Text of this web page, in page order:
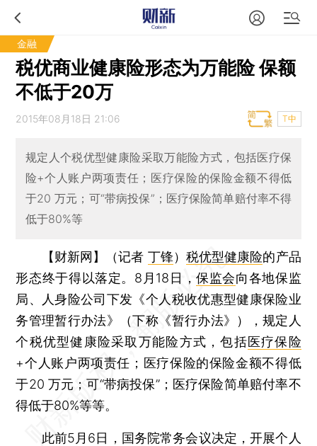
金融
税优商业健康险形态为万能险 保额
不低于20万
2015年08月18日 21:06 T中
规定人个税优型健康险采取万能险方式，包括医疗保
险+个人账户两项责任；医疗保险的保险金额不得低
于20 万元；可“带病投保”；医疗保险简单赔付率不得
低于80%等
【财新网】（记者 丁锋） 税优型健康险的产品
形态终于得以落定。8月18日，保监会向各地保监
局、人身险公司下发《个人税收优惠型健康保险业
务管理暂行办法》（下称《暂行办法》），规定人
个税优型健康险采取万能险方式，包括医疗保险
+个人账户两项责任；医疗保险的保险金额不得低
于20 万元；可“带病投保”；医疗保险简单赔付率不
得低于80%等等。
此前5月6日，国务院常务会议决定，开展个人